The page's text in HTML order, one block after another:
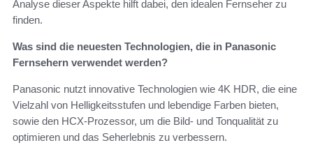
Analyse dieser Aspekte hilft dabei, den idealen Fernseher zu
finden.
Was sind die neuesten Technologien, die in Panasonic
Fernsehern verwendet werden?
Panasonic nutzt innovative Technologien wie 4K HDR, die eine
Vielzahl von Helligkeitsstufen und lebendige Farben bieten,
sowie den HCX-Prozessor, um die Bild- und Tonqualität zu
optimieren und das Seherlebnis zu verbessern.